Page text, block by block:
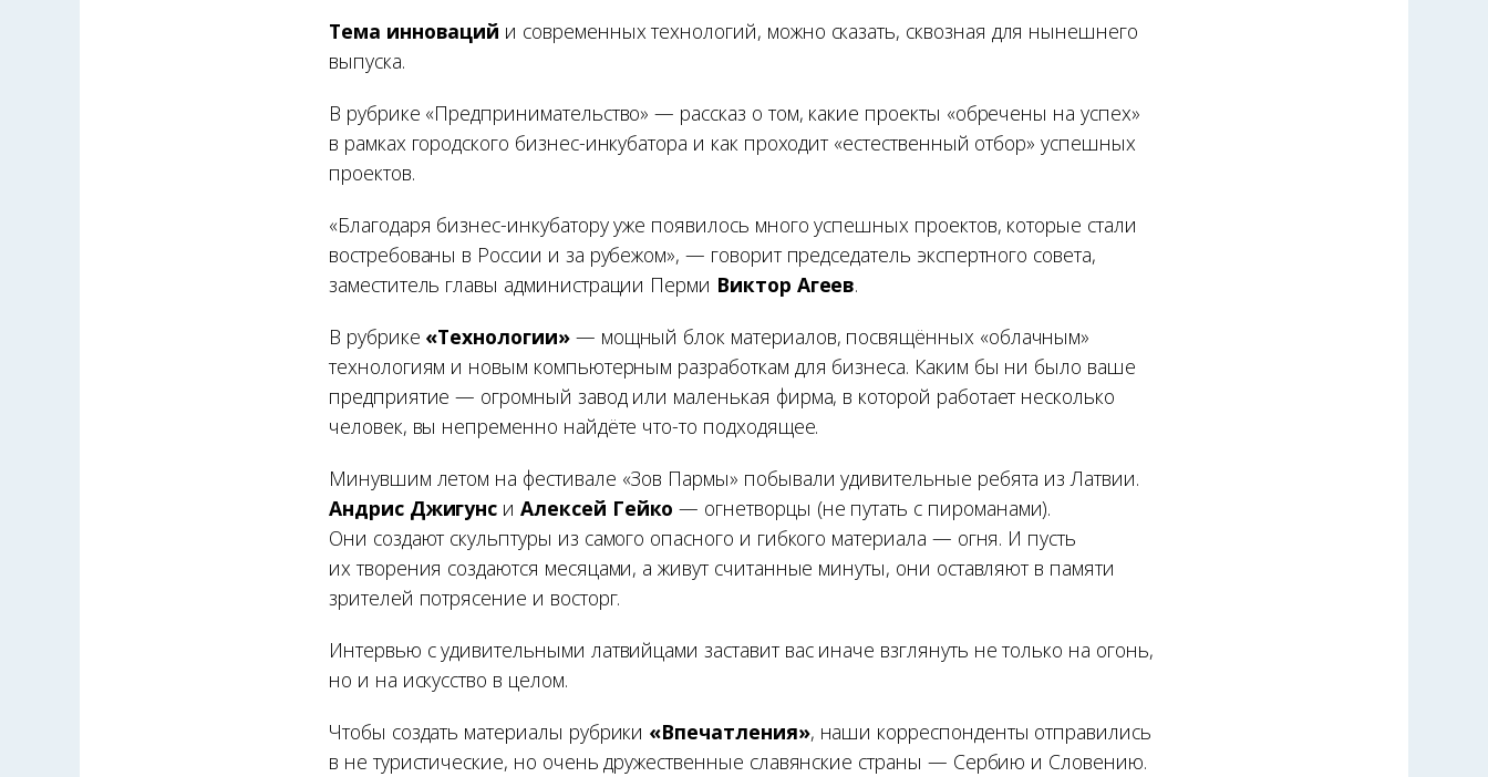
Тема инноваций и современных технологий, можно сказать, сквозная для нынешнего
выпуска.
В рубрике «Предпринимательство» — рассказ о том, какие проекты «обречены на успех»
в рамках городского бизнес-инкубатора и как проходит «естественный отбор» успешных
проектов.
«Благодаря бизнес-инкубатору уже появилось много успешных проектов, которые стали
востребованы в России и за рубежом», — говорит председатель экспертного совета,
заместитель главы администрации Перми Виктор Агеев.
В рубрике «Технологии»— мощный блок материалов, посвящённых «облачным»
технологиям и новым компьютерным разработкам для бизнеса. Каким бы ни было ваше
предприятие — огромный завод или маленькая фирма, в которой работает несколько
человек, вы непременно найдёте что-то подходящее.
Минувшим летом на фестивале «Зов Пармы» побывали удивительные ребята из Латвии.
Андрис Джигунс иАлексей Гейко — огнетворцы (не путать с пироманами).
Они создают скульптуры из самого опасного и гибкого материала — огня. И пусть
их творения создаются месяцами, а живут считанные минуты, они оставляют в памяти
зрителей потрясение и восторг.
Интервью с удивительными латвийцами заставит вас иначе взглянуть не только на огонь,
но и на искусство в целом.
Чтобы создать материалы рубрики «Впечатления», наши корреспонденты отправились
в не туристические, но очень дружественные славянские страны — Сербию и Словению.